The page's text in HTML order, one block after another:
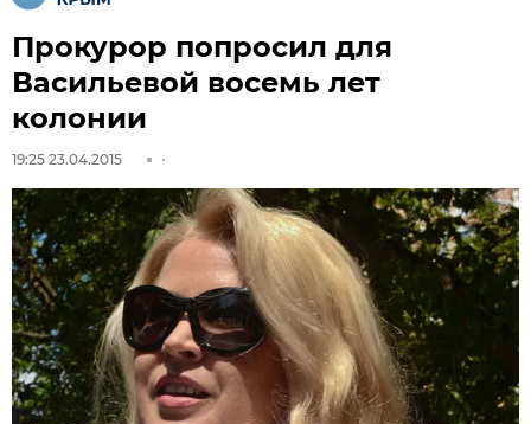
Прокурор попросил для
Васильевой восемь лет
колонии
19:25 23.04.2015